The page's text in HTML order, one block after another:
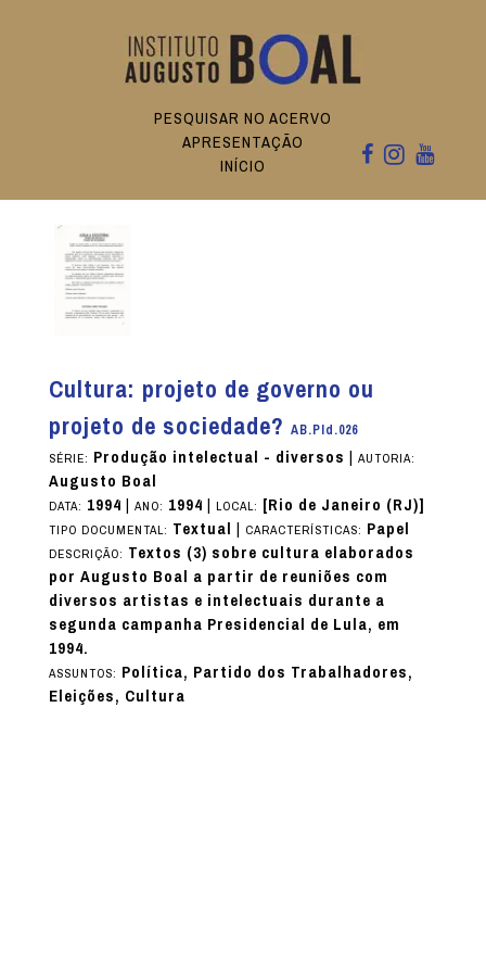
PESQUISAR NO ACERVO
APRESENTAÇÃO
INÍCIO
Cultura: projeto de governo ou
projeto de sociedade? AB.PId.026
SÉRIE: Produção intelectual - diversos | AUTORIA:
Augusto Boal
DATA: 1994| ANO: 1994| LOCAL: [Rio de Janeiro (RJ)]
TIPO DOCUMENTAL: Textual | CARACTERÍSTICAS: Papel
DESCRIÇÃO: Textos (3) sobre cultura elaborados
por Augusto Boal a partir de reuniões com
diversos artistas e intelectuais durante a
segunda campanha Presidencial de Lula, em
1994.
ASSUNTOS: Política, Partido dos Trabalhadores,
Eleições, Cultura